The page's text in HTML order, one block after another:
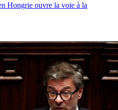
Hongrie ouvre la voie à la